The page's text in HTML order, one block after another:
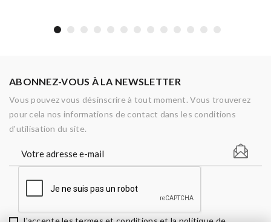
ABONNEZ-VOUS À LA NEWSLETTER
Vous pouvez vous désinscrire à tout moment. Vous trouverez
pour cela nos informations de contact dans les conditions
d'utilisation du site.